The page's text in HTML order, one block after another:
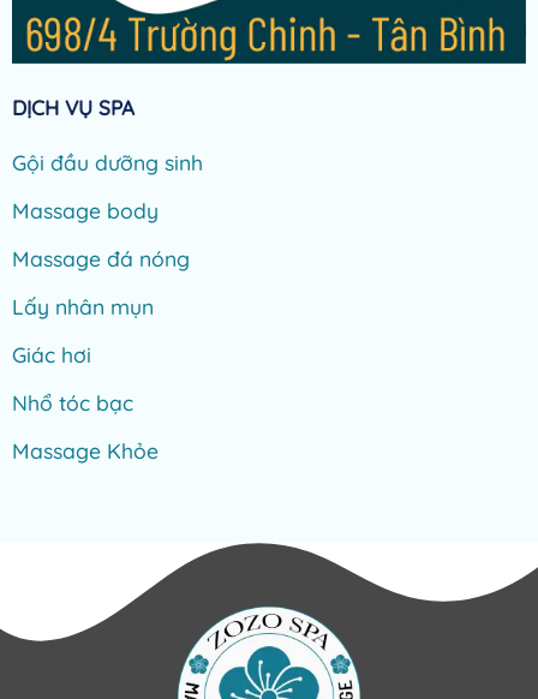
DỊCH VỤ SPA
Gội đầu dưỡng sinh
Massage body
Massage đá nóng
Lấy nhân mụn
Giác hơi
Nhổ tóc bạc
Massage Khỏe